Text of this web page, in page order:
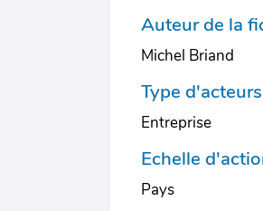
Auteur de la
Michel Briand
Type
Entreprise
Echelle
Pays